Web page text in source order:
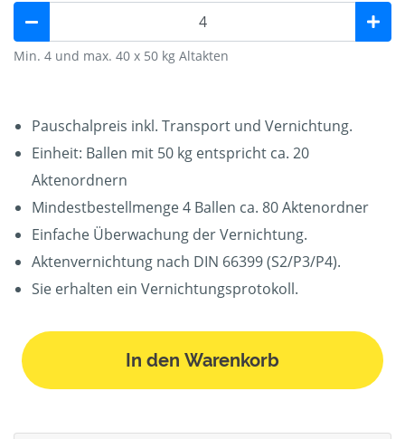
Min. 4 und max. 40 x 50 kg Altakten
Pauschalpreis inkl. Transport und Vernichtung.
Einheit: Ballen mit 50 kg entspricht ca. 20
Aktenordnern
Mindestbestellmenge 4 Ballen ca. 80 Aktenordner
Einfache Überwachung der Vernichtung.
Aktenvernichtung nach DIN 66399 (S2/P3/P4).
Sie erhalten ein Vernichtungsprotokoll.
In den Warenkorb